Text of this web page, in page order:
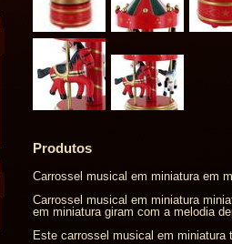
Produtos
Carrossel musical em miniatura em
Carrossel musical em miniatura
em miniatura giram com a melodia
Este carrossel musical em